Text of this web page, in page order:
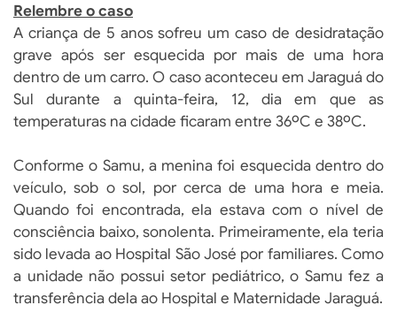
Relembre o caso
A criança de 5 anos sofreu um caso de desidratação
grave após ser esquecida por mais de uma hora
dentro de um carro. O caso aconteceu em Jaraguá do
Sul durante a quinta-feira, 12, dia em que as
temperaturas na cidade ficaram entre 36ºC e 38ºC.
Conforme o Samu, a menina foi esquecida dentro do
veículo, sob o sol, por cerca de uma hora e meia.
Quando foi encontrada, ela estava com o nível de
consciência baixo, sonolenta. Primeiramente, ela teria
sido levada ao Hospital São José por familiares. Como
a unidade não possui setor pediátrico, o Samu fez a
transferência dela ao Hospital e Maternidade Jaraguá.